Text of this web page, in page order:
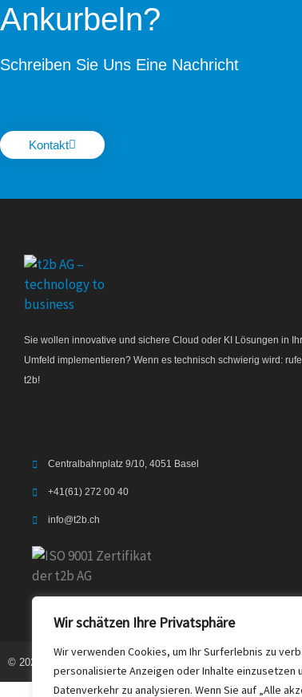
Wir schätzen Ihre Privatsphäre
Wir verwenden Cookies, um Ihr Surferlebnis zu
personalisierte Anzeigen oder Inhalte einzusetzen
Datenverkehr zu analysieren. Wenn Sie auf „Alle
Ankurbeln?
Schreiben Sie Uns Eine Nachricht
Kontakt
Sie wollen innovative und sichere Cloud oder KI Lösungen in
Umfeld implementieren? Wenn es technisch schwierig wird:
t2b!
Centralbahnplatz 9/10, 4051 Basel
+41(61) 272 00 40
info@t2b.ch
© 2023 t2b.ch. Alle Rechte vorbehalten